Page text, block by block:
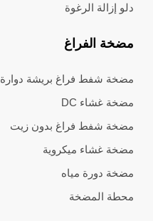
دلو إزالة الرغوة
مضخة الفراغ
مضخة شفط فراغ بريشة دوارة
مضخة غشاء DC
مضخة شفط فراغ بدون زيت
مضخة غشاء ميكروية
مضخة دورة مياه
محطة المضخة